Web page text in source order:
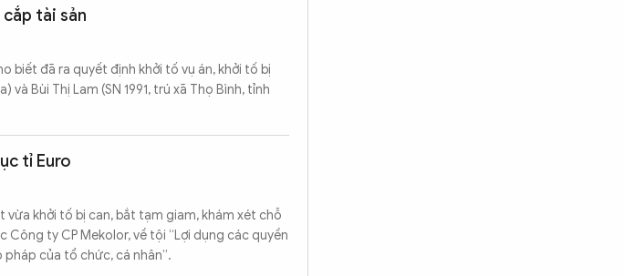
tài sản
biết đã ra quyết định khởi tố vụ án, khởi tố bị
và Bùi Thị Lam (SN 1991, trú xã Thọ Bình, tỉnh
tỉ Euro
vừa khởi tố bị can, bắt tạm giam, khám xét chỗ
Công ty CP Mekolor, về tội “Lợi dụng các quyền
pháp của tổ chức, cá nhân”.